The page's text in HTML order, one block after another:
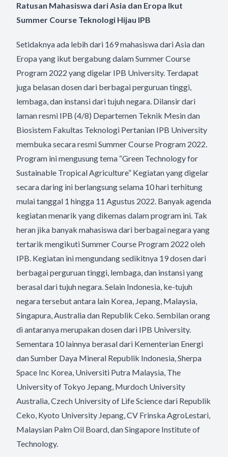
Ratusan Mahasiswa dari Asia dan Eropa Ikut
Summer Course Teknologi Hijau IPB
Setidaknya ada lebih dari 169 mahasiswa dari Asia dan
Eropa yang ikut bergabung dalam Summer Course
Program 2022 yang digelar IPB University. Terdapat
juga belasan dosen dari berbagai perguruan tinggi,
lembaga, dan instansi dari tujuh negara. Dilansir dari
laman resmi IPB (4/8) Departemen Teknik Mesin dan
Biosistem Fakultas Teknologi Pertanian IPB University
membuka secara resmi Summer Course Program 2022.
Program ini mengusung tema “Green Technology for
Sustainable Tropical Agriculture” Kegiatan yang digelar
secara daring ini berlangsung selama 10 hari terhitung
mulai tanggal 1 hingga 11 Agustus 2022. Banyak agenda
kegiatan menarik yang dikemas dalam program ini. Tak
heran jika banyak mahasiswa dari berbagai negara yang
tertarik mengikuti Summer Course Program 2022 oleh
IPB. Kegiatan ini mengundang sedikitnya 19 dosen dari
berbagai perguruan tinggi, lembaga, dan instansi yang
berasal dari tujuh negara. Selain Indonesia, ke-tujuh
negara tersebut antara lain Korea, Jepang, Malaysia,
Singapura, Australia dan Republik Ceko. Sembilan orang
di antaranya merupakan dosen dari IPB University.
Sementara 10 lainnya berasal dari Kementerian Energi
dan Sumber Daya Mineral Republik Indonesia, Sherpa
Space Inc Korea, Universiti Putra Malaysia, The
University of Tokyo Jepang, Murdoch University
Australia, Czech University of Life Science dari Republik
Ceko, Kyoto University Jepang, CV Frinska AgroLestari,
Malaysian Palm Oil Board, dan Singapore Institute of
Technology.